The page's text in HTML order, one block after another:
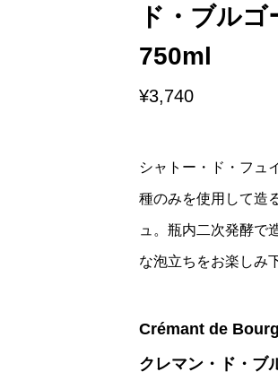
ド・ブル
750ml
¥3,740
シャトー・ド・フュ
種のみを使用して造
ュ。瓶内二次発酵で
な泡立ちをお楽しみ
Crémant de
クレマン・ド・